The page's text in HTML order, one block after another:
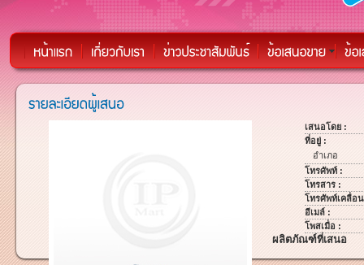
เสนอโดย :
ที่อยู่ :
อำเภอ
โทรศัพท์ :
โทรสาร :
โทรศัพท์เคลื่อ
อีเมล์ :
โพสเมื่อ :
ผลิตภัณฑ์ที่เสนอ